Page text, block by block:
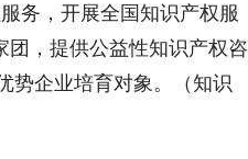
务，开展全国知识产权服
团，提供公益性知识产权咨
势企业培育对象。（知识